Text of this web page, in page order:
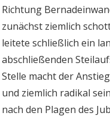
Richtung
zunächst ziemlich
leitete schließlich ein
abschließenden
Stelle macht der
und ziemlich radikal
nach den Plagen des